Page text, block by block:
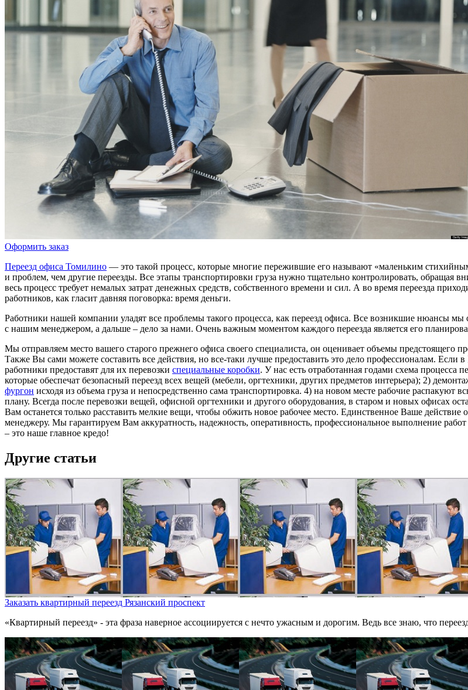
Оформить заказ
Переезд офиса Томилино — это такой процесс, которые многие пережившие его называют «маленьким
и проблем, чем другие переезды. Все этапы транспортировки груза нужно тщательно контролировать, обращая
весь процесс требует немалых затрат денежных средств, собственного времени и сил. А во время переезда
работников, как гласит давняя поговорка: время деньги.
Работники нашей компании уладят все проблемы такого процесса, как переезд офиса. Все возникшие нюансы
с нашим менеджером, а дальше – дело за нами. Очень важным моментом каждого переезда является его
Мы отправляем место вашего старого прежнего офиса своего специалиста, он оценивает объемы предстоящего
Также Вы сами можете составить все действия, но все-таки лучше предоставить это дело профессионалам.
работники предоставят для их перевозки специальные коробки. У нас есть отработанная годами схема процесса
которые обеспечат безопасный переезд всех вещей (мебели, оргтехники, других предметов интерьера); 2)
фургон исходя из объема груза и непосредственно сама транспортировка. 4) на новом месте рабочие распакуют
плану. Всегда после перевозки вещей, офисной оргтехники и другого оборудования, в старом и новых офисах
Вам останется только расставить мелкие вещи, чтобы обжить новое рабочее место. Единственное Ваше
менеджеру. Мы гарантируем Вам аккуратность, надежность, оперативность, профессиональное выполнение
– это наше главное кредо!
Другие статьи
Заказать квартирный переезд Рязанский проспект
«Квартирный переезд» - эта фраза наверное ассоциируется с нечто ужасным и дорогим. Ведь все знаю, что